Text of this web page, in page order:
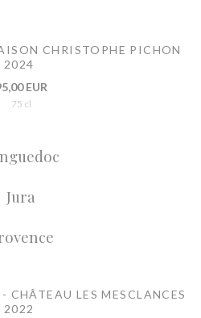
CHRISTOPHE PICHON
2024
EUR
75 cl
Jura
LES MESCLANCES
2022